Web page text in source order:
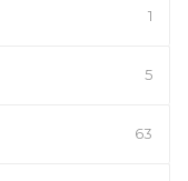
1
5
63